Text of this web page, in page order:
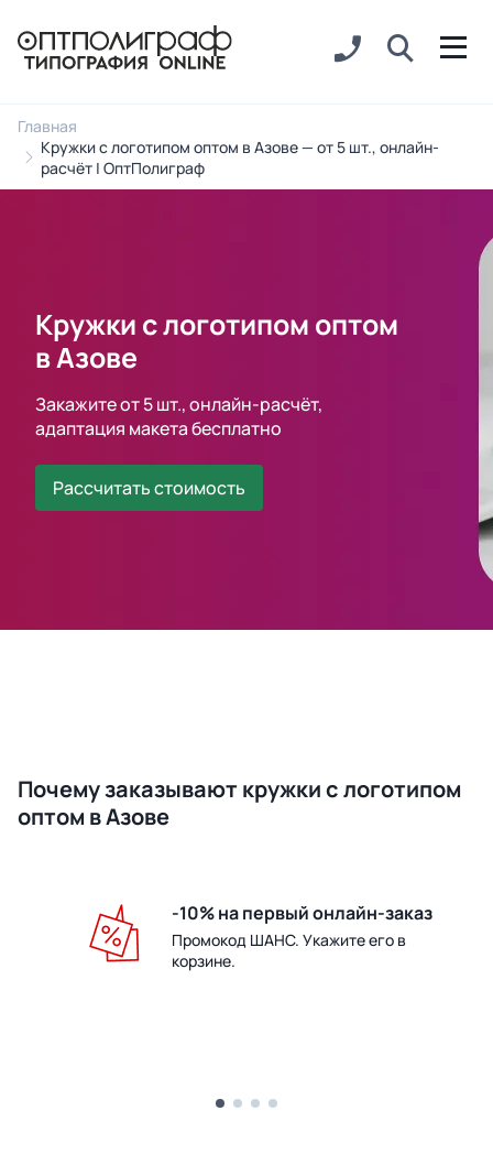
Главная
Кружки с логотипом оптом в Азове — от 5 шт., онлайн-
расчёт | ОптПолиграф
Кружки с логотипом оптом
в Азове
Закажите от 5 шт., онлайн-расчёт,
адаптация макета бесплатно
Рассчитать стоимость
Почему заказывают кружки с логотипом
оптом в Азове
-10% на первый онлайн-заказ
Промокод ШАНС. Укажите его в
корзине.